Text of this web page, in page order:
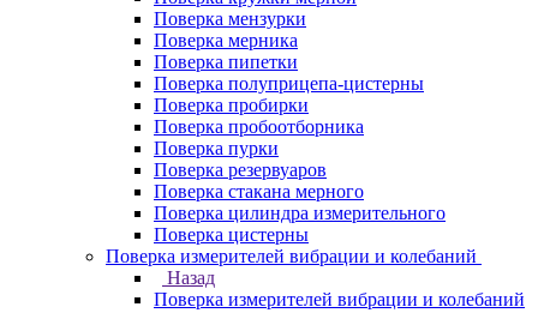
Поверка мензурки
Поверка мерника
Поверка пипетки
Поверка полуприцепа-цистерны
Поверка пробирки
Поверка пробоотборника
Поверка пурки
Поверка резервуаров
Поверка стакана мерного
Поверка цилиндра измерительного
Поверка цистерны
Поверка измерителей вибрации и колебаний
Назад
Поверка измерителей вибрации и колебаний